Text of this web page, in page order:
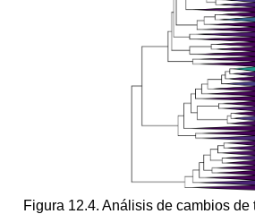
Figura 12.4. Análisis de cambios de